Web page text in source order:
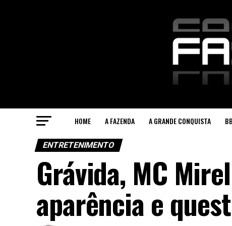
HOME A FAZENDA A GRANDE CONQUISTA
ENTRETENIMENTO
Grávida, MC
aparência e